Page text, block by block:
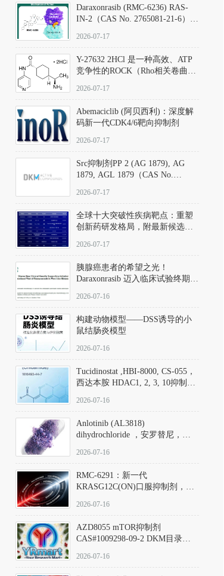
Daraxonrasib (RMC-6236) RAS-
IN-2（CAS No. 2765081-21-6）：
向KRAS/NRAS/HRAS的广谱RAS
2026-07-17
Y-27632 2HCl 是一种高效、ATP
竞争性的ROCK（Rho相关卷曲螺
同等抑制ROCK1与ROCK2；其通
过精准嵌入激酶的ATP结合位点
发挥抑制作用，对ROCK1和
ROCK2的解离常数（Ki）分别为
140 nM和300 nM；在众多丝氨酸/
中，其靶向ROCK的选择性超过
200倍，凸显出优异的分子特异
2026-07-17
Abemaciclib (阿贝西利)：深度解
码新一代CDK4/6靶向抑制剂
2026-07-17
Src抑制剂PP 2 (AG 1879), AG
1879, AGL 1879（CAS No.
应用指南
2026-07-17
全球十大突破性疾病靶点：重塑
创新药研发格局，附最新候选分
2026-07-17
胰腺癌患者的希望之光！
Daraxonrasib 迈入临床试验终期阶
2026-07-16
构建动物模型——DSS诱导的小
鼠结肠炎模型
2026-07-16
Tucidinostat ,HBI-8000, CS-055，
西达本胺 HDAC1, 2, 3, 10抑制剂
D808567) - DKM活性分子
2026-07-16
Anlotinib (AL3818)
dihydrochloride ，安罗替尼，
Hydrochloride实验方法步骤SOP
2026-07-16
RMC-6291：新一代
KRASG12C(ON)口服抑制剂，
(Elironrasib)CAS#2641998-63-0
2026-07-16
AZD8055 mTOR抑制剂
CAS#1009298-09-2 DKM目录号
激酶抑制剂的深度剖析
2026-07-16